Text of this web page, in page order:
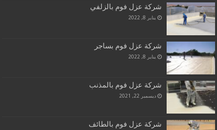
شركة عزل فوم بالزلفي
يناير 8, 2022
شركة عزل فوم بساجر
يناير 8, 2022
شركة عزل فوم بالمذنب
ديسمبر 22, 2021
شركة عزل فوم بالطائف